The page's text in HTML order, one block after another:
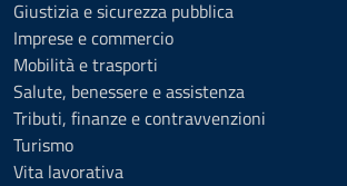
Giustizia e sicurezza pubblica
Imprese e commercio
Mobilità e trasporti
Salute, benessere e assistenza
Tributi, finanze e contravvenzioni
Turismo
Vita lavorativa